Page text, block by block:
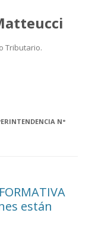
Tributario.
N°
están